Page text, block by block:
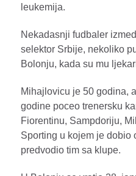
leukemija.
Nekadasnji fudbaler
selektor Srbije, nekoliko
Bolonju, kada su mu
Mihajlovicu je 50 godina,
godine poceo trenersku
Fiorentinu, Sampdoriju,
Sporting u kojem je dobio
predvodio tim sa klupe.